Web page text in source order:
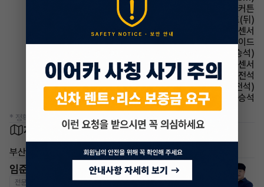
에어백 커튼
시트 열선시트(뒤)
주차보조 후방감지센서
에어백 사이드
시트 통풍시트(동승석)
주차보조 전방감지센서
에어백 운전석
시트 통풍시트(운전석)
에어백 동승석
* 정확한 정보는 판매자와 반드시 확인하시기 바랍니다.
차량 위치
부산
임준영 매니저
전문교육수료 자격인증완료